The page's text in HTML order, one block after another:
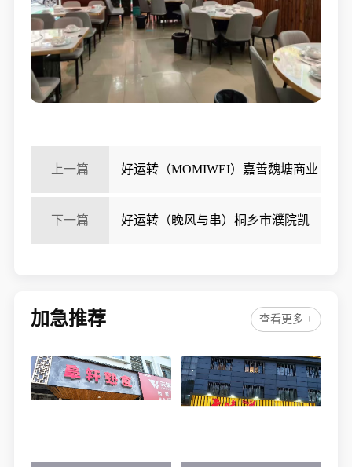
上一篇 好运转（MOMIWEI）嘉善魏塘商业
街服装店空转
下一篇 好运转（晚风与串）桐乡市濮院凯
加急推荐 查看更多 +